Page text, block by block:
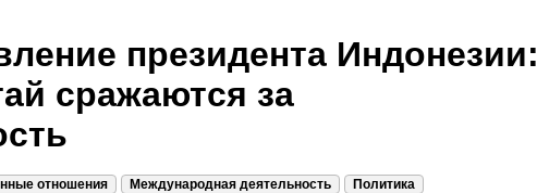
президента Индонезии:
сражаются за
отношения Международная деятельность Политика